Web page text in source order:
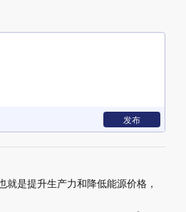
发布
是提升生产力和降低能源价格，